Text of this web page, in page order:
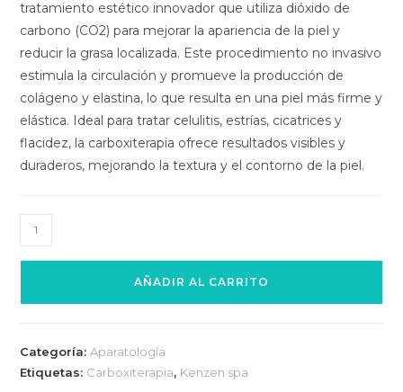
tratamiento estético innovador que utiliza dióxido de
carbono (CO2) para mejorar la apariencia de la piel y
reducir la grasa localizada. Este procedimiento no invasivo
estimula la circulación y promueve la producción de
colágeno y elastina, lo que resulta en una piel más firme y
elástica. Ideal para tratar celulitis, estrías, cicatrices y
flacidez, la carboxiterapia ofrece resultados visibles y
duraderos, mejorando la textura y el contorno de la piel.
AÑADIR AL CARRITO
Categoría: Aparatología
Etiquetas: Carboxiterapia, Kenzen spa